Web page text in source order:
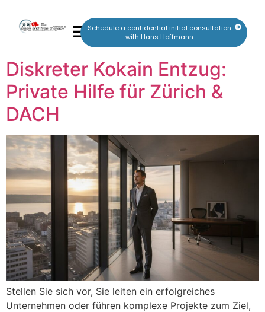
Schedule a confidential initial consultation
with Hans Hoffmann
Diskreter Kokain Entzug:
Private Hilfe für Zürich &
DACH
Stellen Sie sich vor, Sie leiten ein erfolgreiches
Unternehmen oder führen komplexe Projekte zum Ziel,